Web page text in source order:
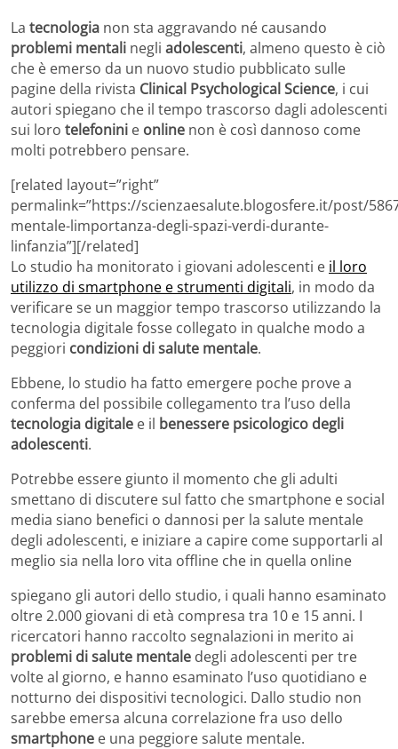
La tecnologia non sta aggravando né causando
problemi mentali negli adolescenti, almeno questo è ciò
che è emerso da un nuovo studio pubblicato sulle
pagine della rivista Clinical Psychological Science, i cui
autori spiegano che il tempo trascorso dagli adolescenti
sui loro telefonini e online non è così dannoso come
molti potrebbero pensare.
[related layout=”right”
permalink=”https://scienzaesalute.blogosfere.it/post/
mentale-limportanza-degli-spazi-verdi-durante-
linfanzia”][/related]
Lo studio ha monitorato i giovani adolescenti e il loro
utilizzo di smartphone e strumenti digitali, in modo da
verificare se un maggior tempo trascorso utilizzando la
tecnologia digitale fosse collegato in qualche modo a
peggiori condizioni di salute mentale.
Ebbene, lo studio ha fatto emergere poche prove a
conferma del possibile collegamento tra l’uso della
tecnologia digitale e il benessere psicologico degli
adolescenti.
Potrebbe essere giunto il momento che gli adulti
smettano di discutere sul fatto che smartphone e social
media siano benefici o dannosi per la salute mentale
degli adolescenti, e iniziare a capire come supportarli al
meglio sia nella loro vita offline che in quella online
spiegano gli autori dello studio, i quali hanno esaminato
oltre 2.000 giovani di età compresa tra 10 e 15 anni. I
ricercatori hanno raccolto segnalazioni in merito ai
problemi di salute mentale degli adolescenti per tre
volte al giorno, e hanno esaminato l’uso quotidiano e
notturno dei dispositivi tecnologici. Dallo studio non
sarebbe emersa alcuna correlazione fra uso dello
smartphone e una peggiore salute mentale.